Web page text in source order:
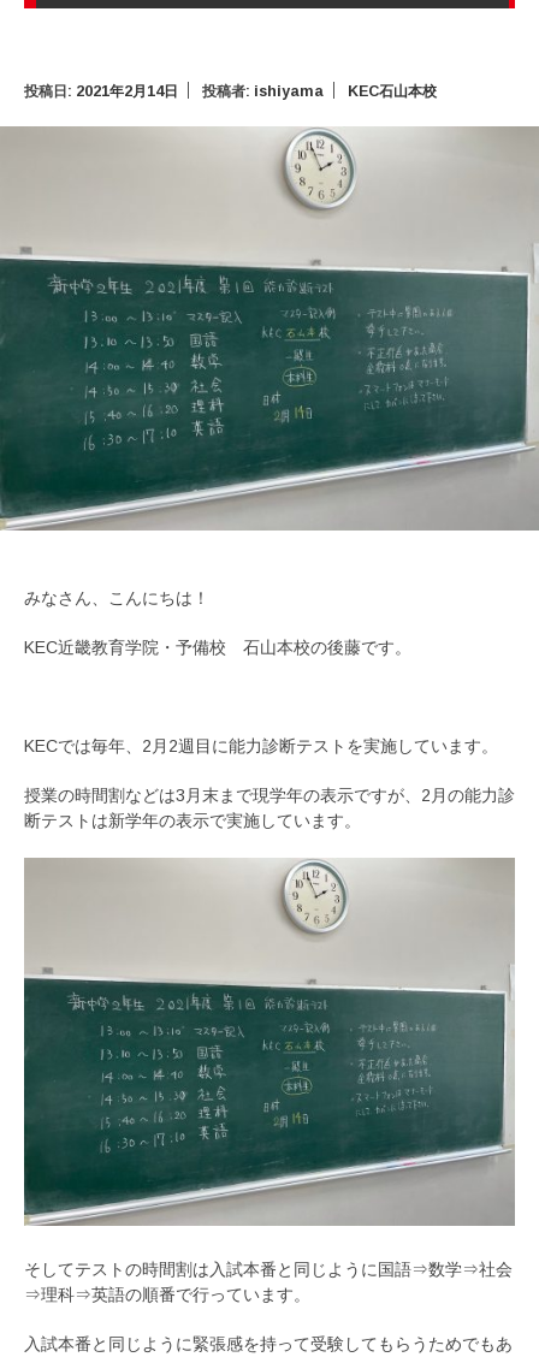
投稿日: 2021年2月14日 投稿者: ishiyama KEC石山本校
みなさん、こんにちは！
KEC近畿教育学院・予備校 石山本校の後藤です。
KECでは毎年、2月2週目に能力診断テストを実施しています。
授業の時間割などは3月末まで現学年の表示ですが、2月の能力診
断テストは新学年の表示で実施しています。
そしてテストの時間割は入試本番と同じように国語⇒数学⇒社会
⇒理科⇒英語の順番で行っています。
入試本番と同じように緊張感を持って受験してもらうためでもあ